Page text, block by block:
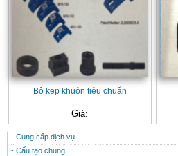
Bộ kẹp khuôn tiêu chuẩn
Giá:
CONTACT
THÔNG TIN HỮU ÍCH
- Cung cấp dịch vụ
- Cấu tạo chung